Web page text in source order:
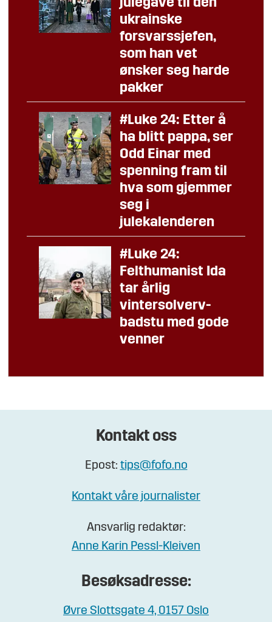
julegave til den
ukrainske
forsvarssjefen,
som han vet
ønsker seg harde
pakker
#Luke 24: Etter å
ha blitt pappa, ser
Odd Einar med
spenning fram til
hva som gjemmer
seg i
julekalenderen
#Luke 24:
Felthumanist Ida
tar årlig
vintersolverv-
badstu med gode
venner
Kontakt oss
Epost: tips@fofo.no
Kontakt våre journalister
Ansvarlig redaktør:
Anne Karin Pessl-Kleiven
Besøksadresse:
Øvre Slottsgate 4, 0157 Oslo